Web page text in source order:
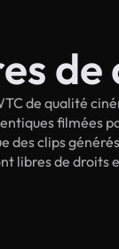
de
de qualité
filmées
des clips
libres de